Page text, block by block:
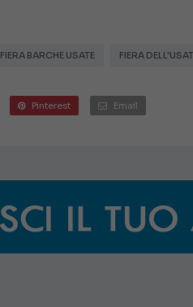
FIERA BARCHE USATE FIERA
Pinterest Email